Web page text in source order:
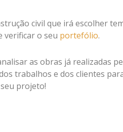
civil que irá escolher
verificar o seu portefólio.
as obras já realizadas
trabalhos e dos clientes
projeto!